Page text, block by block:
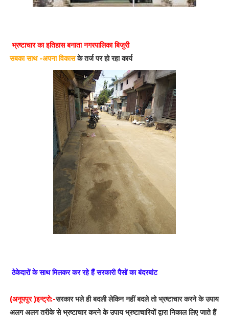
भ्रष्टाचार का इतिहास बनाता नगरपालिका बिजुरी
सबका साथ -अपना विकासके तर्ज पर हो रहा कार्य
ठेकेदारों के साथ मिलकर कर रहे हैं सरकारी पैसों का बंदरबांट
(अनूपपुर )इन्ट्रो:-सरकार भले ही बदली लेकिन नहीं बदले तो भ्रष्टाचार करने के उपाय
अलग अलग तरीके से भ्रष्टाचार करने के उपाय भ्रष्टाचारियों द्वारा निकाल लिए जाते हैं